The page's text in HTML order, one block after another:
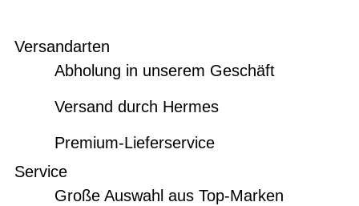
Versandarten
Abholung in unserem Geschäft
Versand durch Hermes
Premium-Lieferservice
Service
Große Auswahl aus Top-Marken